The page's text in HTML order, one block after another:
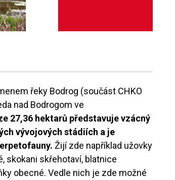
řeky Bodrog (součást CHKO
nad Bodrogom ve
27,36 hektarů představuje vzácný
vývojových stádiích a je
Žijí zde například užovky
skokani skřehotaví, blatnice
obecné. Vedle nich je zde možné